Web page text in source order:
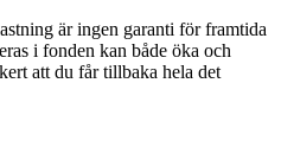
är ingen garanti för framtida
i fonden kan både öka och
att du får tillbaka hela det